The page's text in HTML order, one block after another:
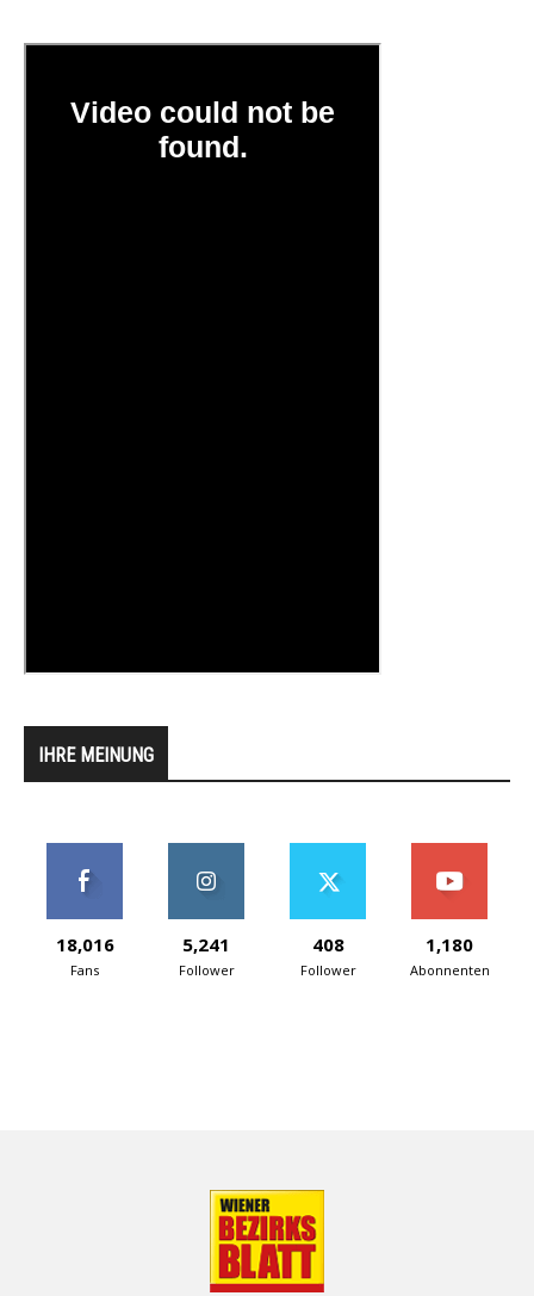
IHRE MEINUNG
18,016
Fans
5,241
Follower
408
Follower
1,180
Abonnenten